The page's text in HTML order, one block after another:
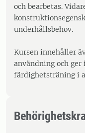
och bearbetas.
underhållsbehov.
Kursen innehåller
användning och
färdighetsträning i